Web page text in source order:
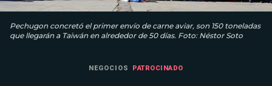
Pechugon concretó el primer envío de carne aviar, son 150 toneladas
que llegarán a Taiwán en alrededor de 50 días. Foto: Néstor Soto
NEGOCIOS PATROCINADO